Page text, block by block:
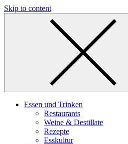
Skip to content
Essen und Trinken
Restaurants
Weine & Destillate
Rezepte
Esskultur